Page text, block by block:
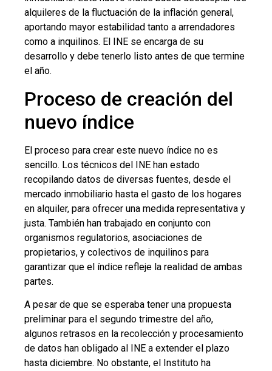
alquileres de la fluctuación de la inflación general,
aportando mayor estabilidad tanto a arrendadores
como a inquilinos. El INE se encarga de su
desarrollo y debe tenerlo listo antes de que termine
el año.
Proceso de creación del
nuevo índice
El proceso para crear este nuevo índice no es
sencillo. Los técnicos del INE han estado
recopilando datos de diversas fuentes, desde el
mercado inmobiliario hasta el gasto de los hogares
en alquiler, para ofrecer una medida representativa y
justa. También han trabajado en conjunto con
organismos regulatorios, asociaciones de
propietarios, y colectivos de inquilinos para
garantizar que el índice refleje la realidad de ambas
partes.
A pesar de que se esperaba tener una propuesta
preliminar para el segundo trimestre del año,
algunos retrasos en la recolección y procesamiento
de datos han obligado al INE a extender el plazo
hasta diciembre. No obstante, el Instituto ha